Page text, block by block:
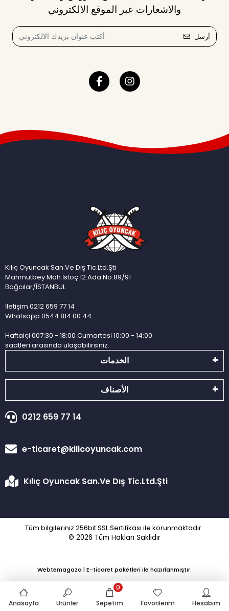
والاشعارات عبر الموقع الالكتروني
أرسل
Kılıç Oyuncak San.Ve Dış Tic.Ltd.Şti
Mahmutbey Mah.İstoç 12.Ada No:89/91
Bağcılar/İSTANBUL
İletişim.0212 659 77 14
Whatsapp.0544 814 00 44
Haftaiçi 007:30 - 18:00 Cumartesi 10:00 - 14:00
saatleri arasında ulaşabilirsiniz.
الخدمات
الأصناف
0212 659 77 14
e-ticaret@kilicoyuncak.com
Kılıç Oyuncak San.Ve Dış Tic.Ltd.Şti
Tüm bilgileriniz 256bit SSL Sertifikası ile korunmaktadır.
© 2026 Tüm Hakları Saklıdır
Anasayfa Ürünler Sepetim
0
Favorilerim
Hesabım
Webtemagaza | E-ticaret paketleri ile hazırlanmıştır.